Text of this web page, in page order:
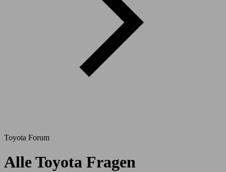
Toyota Forum
Alle Toyota Fragen